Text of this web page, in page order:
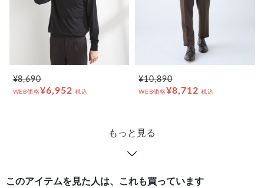
¥8,690
WEB価格¥6,952 税込
¥10,890
WEB価格¥8,712 税込
もっと見る
このアイテムを見た人は、これも買っています